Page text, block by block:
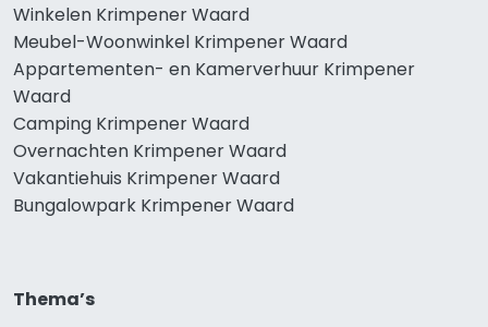
Winkelen Krimpener Waard
Meubel-Woonwinkel Krimpener Waard
Appartementen- en Kamerverhuur Krimpener
Waard
Camping Krimpener Waard
Overnachten Krimpener Waard
Vakantiehuis Krimpener Waard
Bungalowpark Krimpener Waard
Thema’s